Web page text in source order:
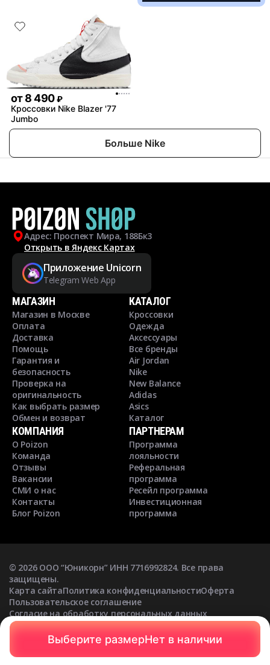
Выберите размерНет в наличии
от8 490 ₽
Кроссовки Nike Blazer '77
Jumbo
Больше Nike
Адрес: Проспект Мира, 188Бк3
Открыть в Яндекс Картах
Приложение Unicorn
Telegram Web App
МАГАЗИН
Магазин в Москве
Оплата
Доставка
Помощь
Гарантия и
безопасность
Проверка на
оригинальность
Как выбрать размер
Обмен и возврат
КАТАЛОГ
Кроссовки
Одежда
Аксессуары
Все бренды
Air Jordan
Nike
New Balance
Adidas
Asics
Каталог
КОМПАНИЯ
О Poizon
Команда
Отзывы
Вакансии
СМИ о нас
Контакты
Блог Poizon
ПАРТНЕРАМ
Программа
лояльности
Реферальная
программа
Ресейл программа
Инвестиционная
программа
© 2026ООО “Юникорн” ИНН 7716992824. Все права
защищены.
Карта сайтаПолитика конфиденциальностиОферта
Пользовательское соглашение
Согласие на обработку персональных данных
Согласие на получение рекламных рассылок